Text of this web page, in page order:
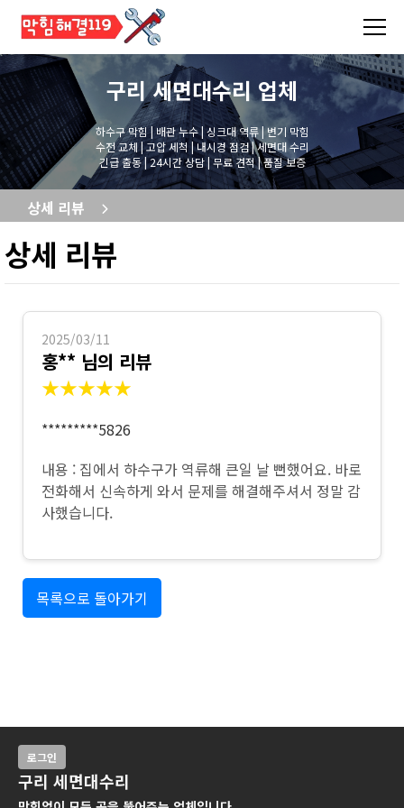
구리 세면대수리업체
하수구 막힘 | 배관 누수 | 싱크대 역류 | 변기 막힘
수전 교체 | 고압 세척 | 내시경 점검 | 세면대 수리
긴급 출동 | 24시간 상담 | 무료 견적 | 품질 보증
상세 리뷰
상세 리뷰
2025/03/11
홍** 님의 리뷰
★★★★★
*********5826
내용 : 집에서 하수구가 역류해 큰일 날 뻔했어요. 바로
전화해서 신속하게 와서 문제를 해결해주셔서 정말 감
사했습니다.
목록으로 돌아가기
로그인
구리 세면대수리